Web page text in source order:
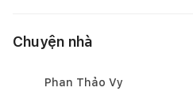
Chuyện nhà
Phan Thảo Vy